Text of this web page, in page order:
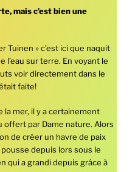
mais c’est bien une
Tuinen » c’est ici que naquit
l’eau sur terre. En voyant le
voir directement dans le
faite!
la mer, il y a certainement
offert par Dame nature. Alors
de créer un havre de paix
depuis lors sous le
qui a grandi depuis grâce à